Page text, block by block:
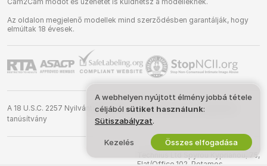
Az oldalon megjelenő modellek mind szerződésben garantálják, hogy
elmúltak 18 évesek.
A 18 U.S.C. 2257 Nyilvántartási követelményeknek való megfelelési
tanúsítvány
A webhelyen nyújtott élmény jobbá tétele
céljából sütiket használunk:
Sütiszabályzat.
Kezelés Összes elfogadása